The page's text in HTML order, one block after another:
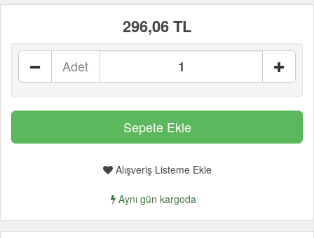
296,06 TL
Adet
Alışveriş Listeme Ekle
Aynı gün kargoda